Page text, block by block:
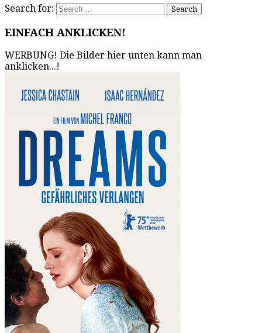
Search for:
EINFACH ANKLICKEN!
WERBUNG! Die Bilder hier unten kann man
anklicken...!